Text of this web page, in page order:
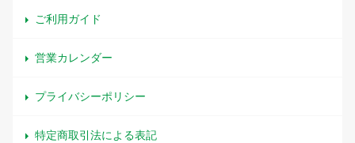
ご利用ガイド
営業カレンダー
プライバシーポリシー
特定商取引法による表記